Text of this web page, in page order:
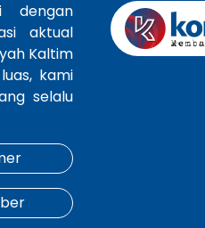
dengan
aktual
Kaltim
kami
selalu